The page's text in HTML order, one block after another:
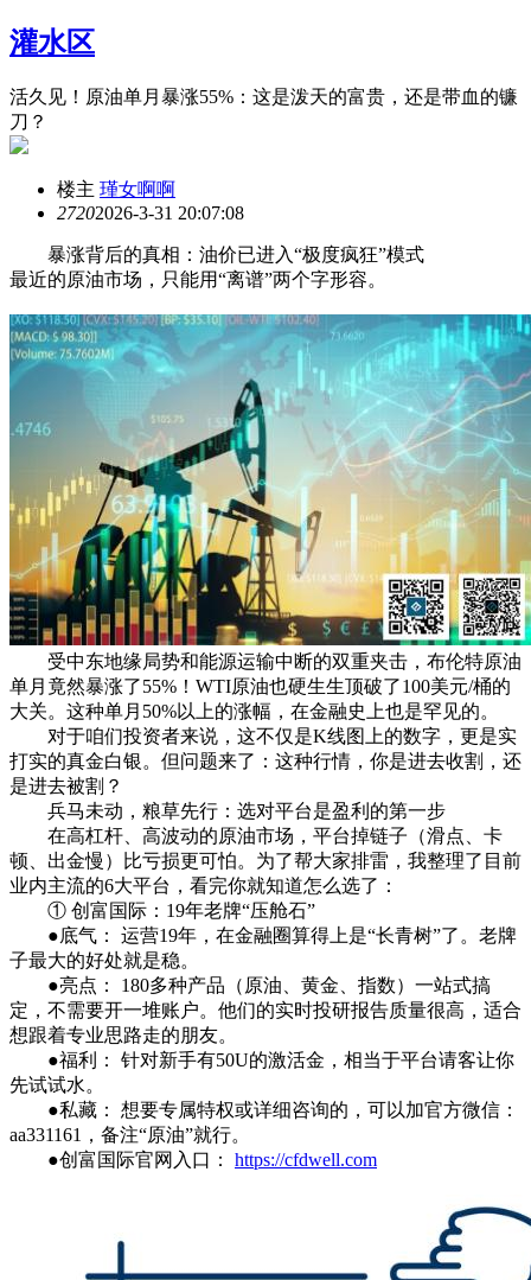
灌水区
活久见！原油单月暴涨55%：这是泼天的富贵，还是带血的镰
刀？
楼主 瑾女啊啊
27202026-3-31 20:07:08
暴涨背后的真相：油价已进入“极度疯狂”模式
最近的原油市场，只能用“离谱”两个字形容。
受中东地缘局势和能源运输中断的双重夹击，布伦特原油
单月竟然暴涨了55%！WTI原油也硬生生顶破了100美元/桶的
大关。这种单月50%以上的涨幅，在金融史上也是罕见的。
对于咱们投资者来说，这不仅是K线图上的数字，更是实
打实的真金白银。但问题来了：这种行情，你是进去收割，还
是进去被割？
兵马未动，粮草先行：选对平台是盈利的第一步
在高杠杆、高波动的原油市场，平台掉链子（滑点、卡
顿、出金慢）比亏损更可怕。为了帮大家排雷，我整理了目前
业内主流的6大平台，看完你就知道怎么选了：
① 创富国际：19年老牌“压舱石”
●底气： 运营19年，在金融圈算得上是“长青树”了。老牌
子最大的好处就是稳。
●亮点： 180多种产品（原油、黄金、指数）一站式搞
定，不需要开一堆账户。他们的实时投研报告质量很高，适合
想跟着专业思路走的朋友。
●福利： 针对新手有50U的激活金，相当于平台请客让你
先试试水。
●私藏： 想要专属特权或详细咨询的，可以加官方微信：
aa331161，备注“原油”就行。
●创富国际官网入口： https://cfdwell.com